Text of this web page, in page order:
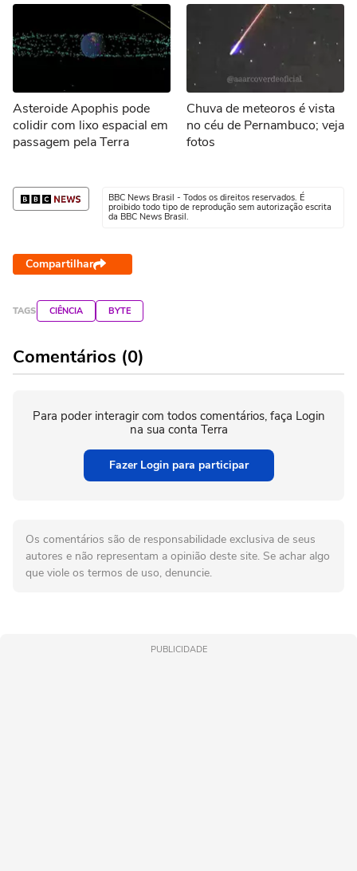
Asteroide Apophis pode
colidir com lixo espacial em
passagem pela Terra
Chuva de meteoros é vista
no céu de Pernambuco; veja
fotos
BBC News Brasil - Todos os direitos reservados. É
proibido todo tipo de reprodução sem autorização escrita
da BBC News Brasil.
Compartilhar
TAGS CIÊNCIA BYTE
Comentários (0)
Para poder interagir com todos comentários, faça Login
na sua conta Terra
Fazer Login para participar
Os comentários são de responsabilidade exclusiva de seus
autores e não representam a opinião deste site. Se achar algo
que viole os termos de uso, denuncie.
PUBLICIDADE